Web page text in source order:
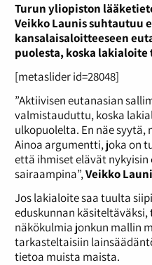
Turun yliopiston
Veikko Launis suhtautuu
kansalaisaloitteeseen
puolesta, koska
[metaslider id=28048]
”Aktiivisen eutanasian
valmistauduttu, koska
ulkopuolelta. En näe
Ainoa argumentti, joka on
että ihmiset elävät
sairaampina”,Veikko
Jos lakialoite saa tuulta
eduskunnan
näkökulmia jonkun mallin
tarkasteltaisiin
tietoa muista maista.